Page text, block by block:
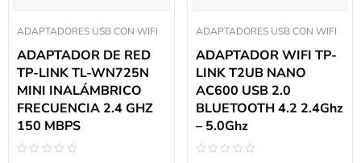
ADAPTADORES USB CON WIFI
ADAPTADOR DE RED
TP-LINK TL-WN725N
MINI INALÁMBRICO
FRECUENCIA 2.4 GHZ
150 MBPS
ADAPTADORES USB CON WIFI
ADAPTADOR WIFI TP-
LINK T2UB NANO
AC600 USB 2.0
BLUETOOTH 4.2 2.4Ghz
– 5.0Ghz